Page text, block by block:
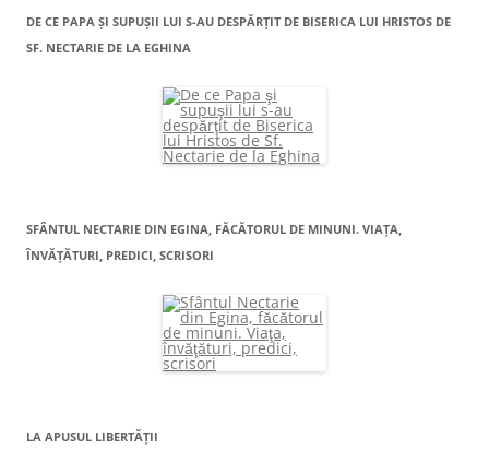
DE CE PAPA ŞI SUPUŞII LUI S-AU DESPĂRŢIT DE BISERICA LUI HRISTOS DE
SF. NECTARIE DE LA EGHINA
SFÂNTUL NECTARIE DIN EGINA, FĂCĂTORUL DE MINUNI. VIAŢA,
ÎNVĂŢĂTURI, PREDICI, SCRISORI
LA APUSUL LIBERTĂŢII